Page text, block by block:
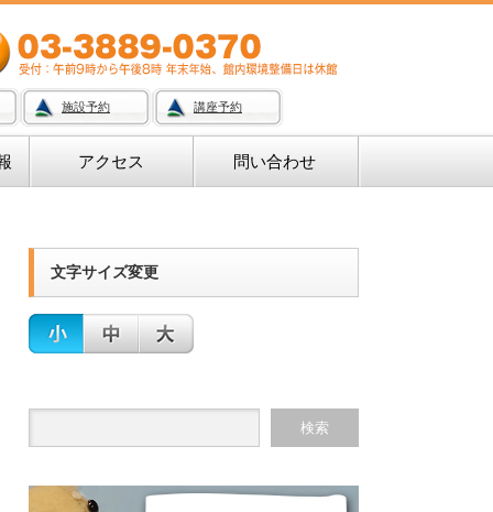
施設予約 講座予約
アクセス 問い合わせ
文字サイズ変更